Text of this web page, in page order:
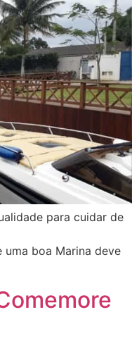
para cuidar de
boa Marina deve